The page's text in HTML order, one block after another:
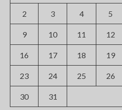
2 3 4 5
9 10 11 12
16 17 18 19
23 24 25 26
30 31